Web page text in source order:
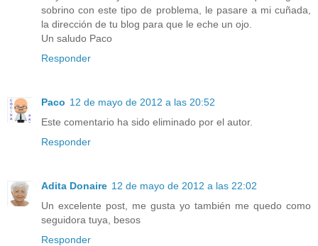
sobrino con este tipo de problema, le pasare a mi cuñada,
la dirección de tu blog para que le eche un ojo.
Un saludo Paco
Responder
Paco 12 de mayo de 2012 a las 20:52
Este comentario ha sido eliminado por el autor.
Responder
Adita Donaire 12 de mayo de 2012 a las 22:02
Un excelente post, me gusta yo también me quedo como
seguidora tuya, besos
Responder